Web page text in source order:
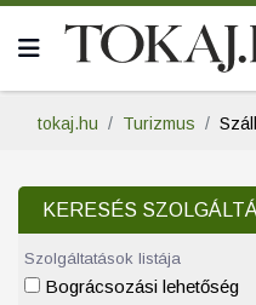
tokaj.hu Turizmus
KERESÉS
Szolgáltatások listája
Bográcsozási lehetőség